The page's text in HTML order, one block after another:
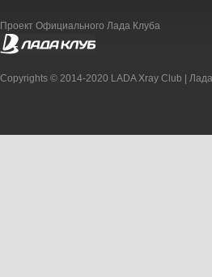
Проект Официального Лада Клуба
Copyrights © 2014-2020 LADA Xray Club |